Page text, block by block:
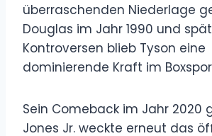
überraschenden Niederlage
Douglas im Jahr 1990 und
Kontroversen blieb Tyson eine
dominierende Kraft im
Sein Comeback im Jahr 2020
Jones Jr. weckte erneut das